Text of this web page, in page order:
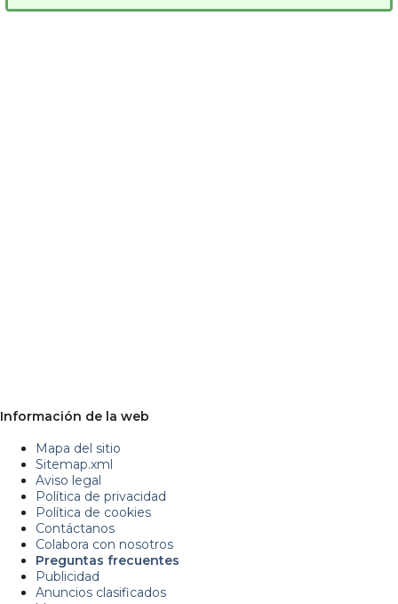
Información de la web
Mapa del sitio
Sitemap.xml
Aviso legal
Política de privacidad
Política de cookies
Contáctanos
Colabora con nosotros
Preguntas frecuentes
Publicidad
Anuncios clasificados